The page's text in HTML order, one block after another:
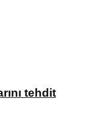
tehdit